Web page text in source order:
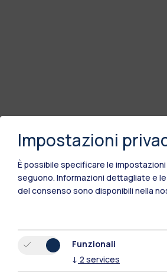
Impostazioni
È possibile specificare le
seguono. Informazioni dettagliate e
del consenso sono disponibili nella
Funzionali
↓ 2 services